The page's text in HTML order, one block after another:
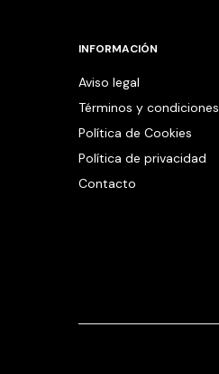
INFORMACIÓN
Aviso legal
Términos y condiciones
Política de Cookies
Política de privacidad
Contacto